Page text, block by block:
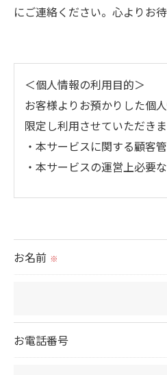
にご連絡ください。心よりお待
＜個人情報の利用目的＞
お客様よりお預かりした個
限定し利用させていただきま
・本サービスに関する顧客
・本サービスの運営上必要
られた場合を除き、
当社では、利用目的の達成
お名前 ※
お電話番号